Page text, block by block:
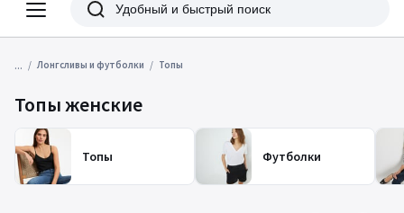
Меню
Redoute
Поиск
... Лонгсливы и футболки Топы
Топы женские
Топы Футболки